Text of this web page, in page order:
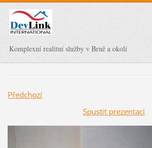
Komplexní realitní služby v Brně a okolí
Předchozí
Spustit prezentaci